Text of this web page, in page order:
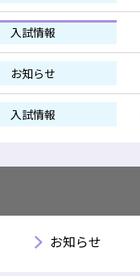
入試情報
お知らせ
入試情報
お知らせ